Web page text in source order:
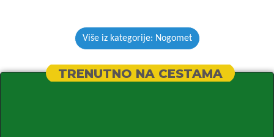
Više iz kategorije: Nogomet
TRENUTNO NA CESTAMA